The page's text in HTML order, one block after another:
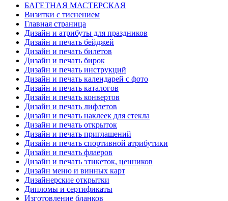
БАГЕТНАЯ МАСТЕРСКАЯ
Визитки с тиснением
Главная страница
Дизайн и атрибуты для праздников
Дизайн и печать бейджей
Дизайн и печать билетов
Дизайн и печать бирок
Дизайн и печать инструкций
Дизайн и печать календарей с фото
Дизайн и печать каталогов
Дизайн и печать конвертов
Дизайн и печать лифлетов
Дизайн и печать наклеек для стекла
Дизайн и печать открыток
Дизайн и печать приглашений
Дизайн и печать спортивной атрибутики
Дизайн и печать флаеров
Дизайн и печать этикеток, ценников
Дизайн меню и винных карт
Дизайнерские открытки
Дипломы и сертификаты
Изготовление бланков